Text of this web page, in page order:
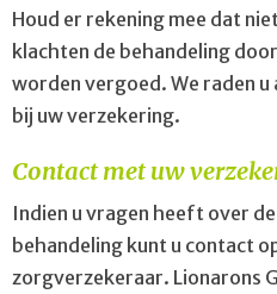
Houd er rekening mee dat
klachten de behandeling
worden vergoed. We raden u
bij uw verzekering.
Contact met uw
Indien u vragen heeft over
behandeling kunt u contact
zorgverzekeraar. Lionarons